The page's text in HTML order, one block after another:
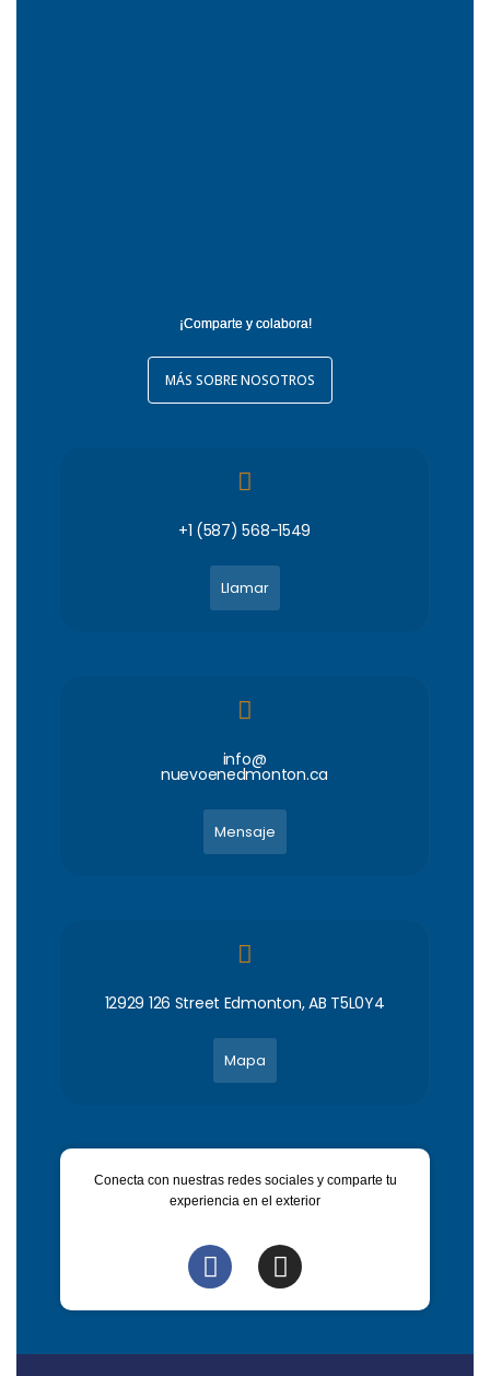
¡Comparte y colabora!
MÁS SOBRE NOSOTROS
+1 (587) 568-1549
Llamar
info@
nuevoenedmonton.ca
Mensaje
12929 126 Street Edmonton, AB T5L0Y4
Mapa
Conecta con nuestras redes sociales y comparte tu
experiencia en el exterior